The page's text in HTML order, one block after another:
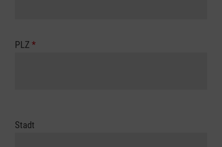
PLZ *
Stadt